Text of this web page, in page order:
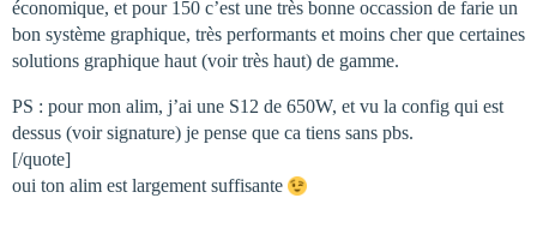
économique, et pour 150 c’est une très bonne occassion de farie un
bon système graphique, très performants et moins cher que certaines
solutions graphique haut (voir très haut) de gamme.
PS : pour mon alim, j’ai une S12 de 650W, et vu la config qui est
dessus (voir signature) je pense que ca tiens sans pbs.
[/quote]
oui ton alim est largement suffisante